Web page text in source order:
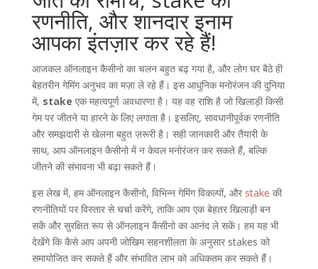
रणनीति, और शानदार इनाम
आपका इंतज़ार कर रहे हैं!
आजकल ऑनलाइन कैसीनो का चलन बहुत बढ़ गया है, और लोग घर बैठे ही
बेहतरीन गेमिंग अनुभव का मज़ा ले रहे हैं। इस आधुनिक मनोरंजन की दुनिया
में, stake एक महत्वपूर्ण अवधारणा है। यह वह राशि है जो खिलाड़ी किसी
गेम पर जीतने या हारने के लिए लगाता है। इसलिए, सावधानीपूर्वक रणनीति
और समझदारी से खेलना बहुत ज़रूरी है। सही जानकारी और तैयारी के
साथ, आप ऑनलाइन कैसीनो में न केवल मनोरंजन कर सकते हैं, बल्कि
जीतने की संभावना भी बढ़ा सकते हैं।
इस लेख में, हम ऑनलाइन कैसीनो, विभिन्न गेमिंग विकल्पों, और stake की
रणनीतियों पर विस्तार से चर्चा करेंगे, ताकि आप एक बेहतर खिलाड़ी बन
सकें और सुरक्षित रूप से ऑनलाइन कैसीनो का आनंद ले सकें। हम यह भी
देखेंगे कि कैसे आप अपनी जोखिम सहनशीलता के अनुसार stakes को
समायोजित कर सकते हैं और संभावित लाभ को अधिकतम कर सकते हैं।